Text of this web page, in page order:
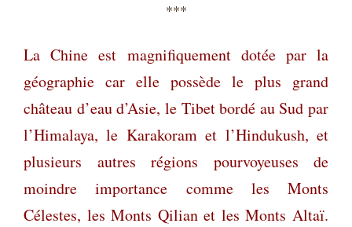
***
La Chine est magnifiquement dotée par la
géographie car elle possède le plus grand
château d’eau d’Asie, le Tibet bordé au Sud par
l’Himalaya, le Karakoram et l’Hindukush, et
plusieurs autres régions pourvoyeuses de
moindre importance comme les Monts
Célestes, les Monts Qilian et les Monts Altaï.